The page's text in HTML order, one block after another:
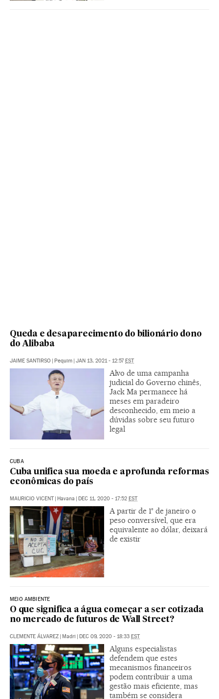
Queda e desaparecimento do bilionário dono
do Alibaba
JAIME SANTIRSO | Pequim | JAN 13, 2021 - 12:57EST
Alvo de uma campanha
judicial do Governo chinês,
Jack Ma permanece há
meses em paradeiro
desconhecido, em meio a
dúvidas sobre seu futuro
legal
CUBA
Cuba unifica sua moeda e aprofunda reformas
econômicas do país
MAURICIO VICENT | Havana | DEC 11, 2020 - 17:52 EST
A partir de 1° de janeiro o
peso conversível, que era
equivalente ao dólar, deixará
de existir
MEIO AMBIENTE
O que significa a água começar a ser cotizada
no mercado de futuros de Wall Street?
CLEMENTE ÁLVAREZ | Madri | DEC 09, 2020 - 18:33 EST
Alguns especialistas
defendem que estes
mecanismos financeiros
podem contribuir a uma
gestão mais eficiente, mas
também se considera